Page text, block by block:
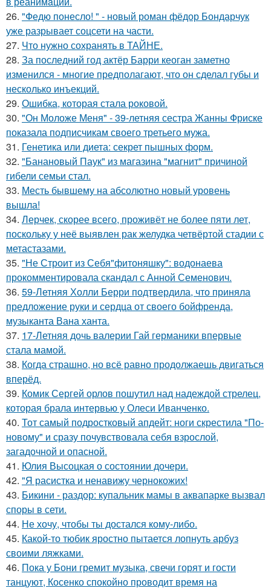
26. "Федю понесло! " - новый роман фёдор Бондарчук
уже разрывает соцсети на части.
27. Что нужно сохранять в ТАЙНЕ.
28. За последний год актёр Барри кеоган заметно
изменился - многие предполагают, что он сделал губы и
несколько инъекций.
29. Ошибка, которая стала роковой.
30. "Он Моложе Меня" - 39-летняя сестра Жанны Фриске
показала подписчикам своего третьего мужа.
31. Генетика или диета: секрет пышных форм.
32. "Банановый Паук" из магазина "магнит" причиной
гибели семьи стал.
33. Месть бывшему на абсолютно новый уровень
вышла!
34. Лерчек, скорее всего, проживёт не более пяти лет,
поскольку у неё выявлен рак желудка четвёртой стадии с
метастазами.
35. "Не Строит из Себя"фитоняшку": водонаева
прокомментировала скандал с Анной Семенович.
36. 59-Летняя Холли Берри подтвердила, что приняла
предложение руки и сердца от своего бойфренда,
музыканта Вана ханта.
37. 17-Летняя дочь валерии Гай германики впервые
стала мамой.
38. Когда страшно, но всё равно продолжаешь двигаться
вперёд.
39. Комик Сергей орлов пошутил над надеждой стрелец,
которая брала интервью у Олеси Иванченко.
40. Тот самый подростковый апдейт: ноги скрестила "По-
новому" и сразу почувствовала себя взрослой,
загадочной и опасной.
41. Юлия Высоцкая о состоянии дочери.
42. "Я расистка и ненавижу чернокожих!
43. Бикини - раздор: купальник мамы в аквапарке вызвал
споры в сети.
44. Не хочу, чтобы ты достался кому-либо.
45. Какой-то тюбик яростно пытается лопнуть арбуз
своими ляжками.
46. Пока у Бони гремит музыка, свечи горят и гости
танцуют, Косенко спокойно проводит время на